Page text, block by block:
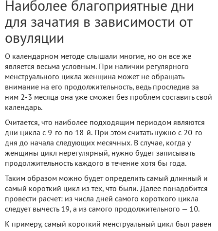
Наиболее благоприятные дни
для зачатия в зависимости от
овуляции
О календарном методе слышали многие, но он все же
является весьма условным. При наличии регулярного
менструального цикла женщина может не обращать
внимание на его продолжительность, ведь проследив за
ним 2-3 месяца она уже сможет без проблем составить свой
календарь.
Считается, что наиболее подходящим периодом являются
дни цикла с 9-го по 18-й. При этом считать нужно с 20-го
дня до начала следующих месячных. В случае, когда у
женщины цикл нерегулярный, нужно будет записывать
продолжительность каждого в течение хотя бы года.
Таким образом можно будет определить самый длинный и
самый короткий цикл из тех, что были. Далее понадобится
провести расчет: из числа дней самого короткого цикла
следует вычесть 19, а из самого продолжительного — 10.
К примеру, самый короткий менструальный цикл был равен